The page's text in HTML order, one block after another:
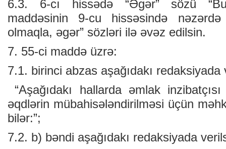
6.3. 6-cı hissədə “Əgər” sözü
maddəsinin 9-cu hissəsində
olmaqla, əgər” sözləri ilə əvəz edilsin.
7. 55-ci maddə üzrə:
7.1. birinci abzas aşağıdakı redaksiyada
“Aşağıdakı hallarda əmlak
əqdlərin mübahisələndirilməsi üçün
bilər:”;
7.2. b) bəndi aşağıdakı redaksiyada